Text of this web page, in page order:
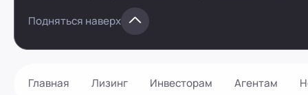
Главная Лизинг Инвесторам Агентам
Подняться наверх